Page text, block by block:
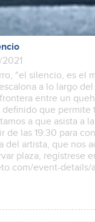
"el silencio, es el
a lo largo
entre un
que permite
a que asista a
de las 19:30 para
del artista, que nos
plaza, regístrese
event-details/